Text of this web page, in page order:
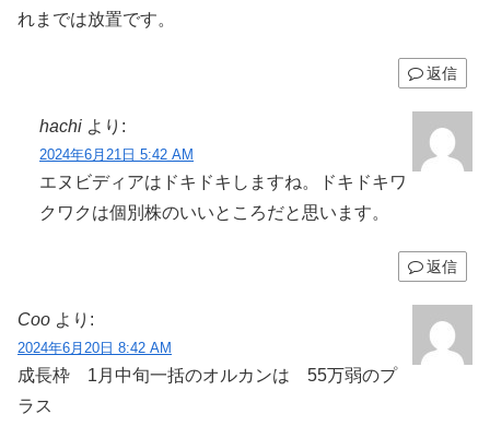
れまでは放置です。
返信
hachi より:
2024年6月21日 5:42 AM
エヌビディアはドキドキしますね。ドキドキワ
クワクは個別株のいいところだと思います。
返信
Coo より:
2024年6月20日 8:42 AM
成長枠 1月中旬一括のオルカンは 55万弱のプ
ラス